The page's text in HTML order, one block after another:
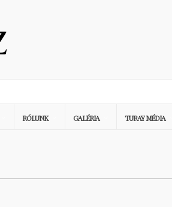
RÓLUNK GALÉRIA TURAY MÉDIA